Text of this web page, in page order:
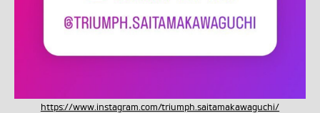
https://www.instagram.com/triumph.saitamakawaguchi/